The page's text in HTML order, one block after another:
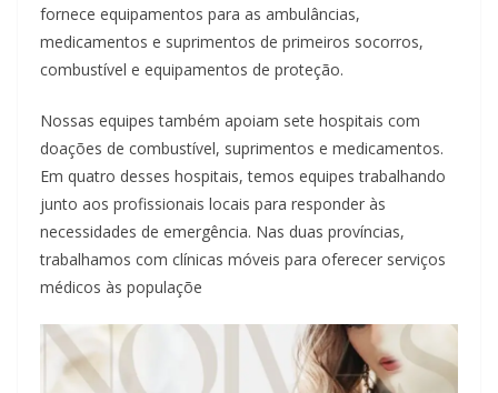
fornece equipamentos para as ambulâncias,
medicamentos e suprimentos de primeiros socorros,
combustível e equipamentos de proteção.
Nossas equipes também apoiam sete hospitais com
doações de combustível, suprimentos e medicamentos.
Em quatro desses hospitais, temos equipes trabalhando
junto aos profissionais locais para responder às
necessidades de emergência. Nas duas províncias,
trabalhamos com clínicas móveis para oferecer serviços
médicos às populaçõe